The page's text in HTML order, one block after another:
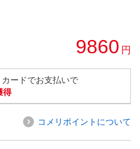
9860 円
ードでお支払いで
得
コメリポイントについて